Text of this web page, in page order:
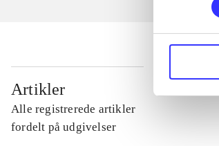
Artikler
Alle registrerede artikler
fordelt på udgivelser